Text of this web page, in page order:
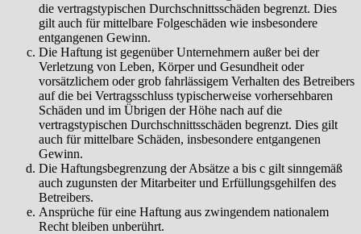
die vertragstypischen Durchschnittsschäden begrenzt. Dies
gilt auch für mittelbare Folgeschäden wie insbesondere
entgangenen Gewinn.
Die Haftung ist gegenüber Unternehmern außer bei der
Verletzung von Leben, Körper und Gesundheit oder
vorsätzlichem oder grob fahrlässigem Verhalten des Betreibers
auf die bei Vertragsschluss typischerweise vorhersehbaren
Schäden und im Übrigen der Höhe nach auf die
vertragstypischen Durchschnittsschäden begrenzt. Dies gilt
auch für mittelbare Schäden, insbesondere entgangenen
Gewinn.
Die Haftungsbegrenzung der Absätze a bis c gilt sinngemäß
auch zugunsten der Mitarbeiter und Erfüllungsgehilfen des
Betreibers.
Ansprüche für eine Haftung aus zwingendem nationalem
Recht bleiben unberührt.